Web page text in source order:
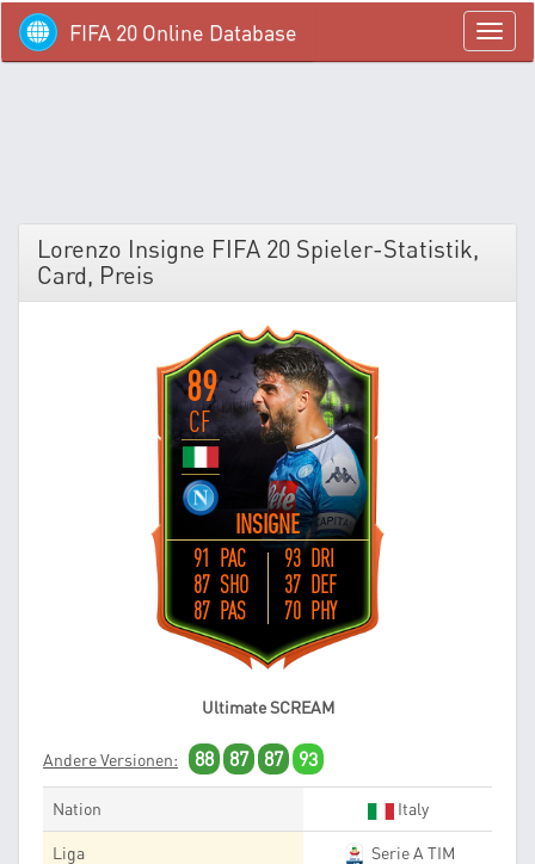
menü
FIFA 20 Online Database
Lorenzo Insigne FIFA 20 Spieler-Statistik,
Card, Preis
89
CF
INSIGNE
91 PAC
87 SHO
87 PAS
93 DRI
37 DEF
70 PHY
Ultimate SCREAM
Andere Versionen: 88 87 87 93
Nation Italy
Liga Serie A TIM